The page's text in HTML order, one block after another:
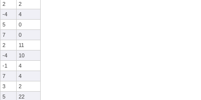
2
2
-4
4
5
0
7
0
2
11
-4
10
-1
4
7
4
3
2
5
22